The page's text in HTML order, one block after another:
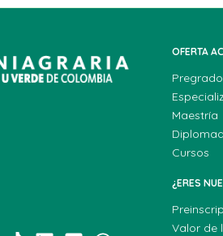
OFERTA
Maestría
Cursos
¿ERES
Valor de